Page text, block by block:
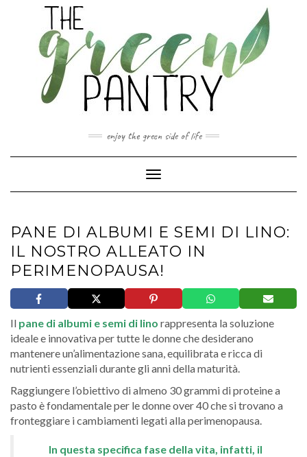
enjoy the green side of life
Toggle Navigation
PANE DI ALBUMI E SEMI DI LINO:
IL NOSTRO ALLEATO IN
PERIMENOPAUSA!
Il pane di albumi e semi di lino rappresenta la soluzione
ideale e innovativa per tutte le donne che desiderano
mantenere un’alimentazione sana, equilibrata e ricca di
nutrienti essenziali durante gli anni della maturità.
Raggiungere l’obiettivo di almeno 30 grammi di proteine a
pasto è fondamentale per le donne over 40 che si trovano a
fronteggiare i cambiamenti legati alla perimenopausa.
In questa specifica fase della vita, infatti, il